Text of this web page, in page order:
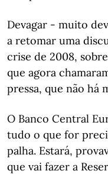
Devagar - muito
a retomar uma
crise de 2008,
que agora
pressa, que não há
O Banco Central
tudo o que for
palha. Estará,
que vai fazer a